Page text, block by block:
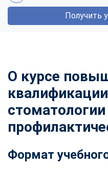
Получить
О курсе
стоматологии
Формат